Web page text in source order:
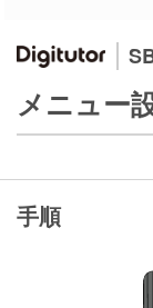
メニュー
手順